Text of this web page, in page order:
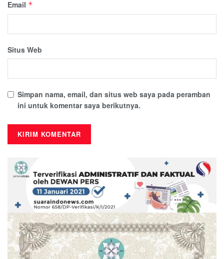
Email *
Situs Web
Simpan nama, email, dan situs web saya pada peramban
ini untuk komentar saya berikutnya.